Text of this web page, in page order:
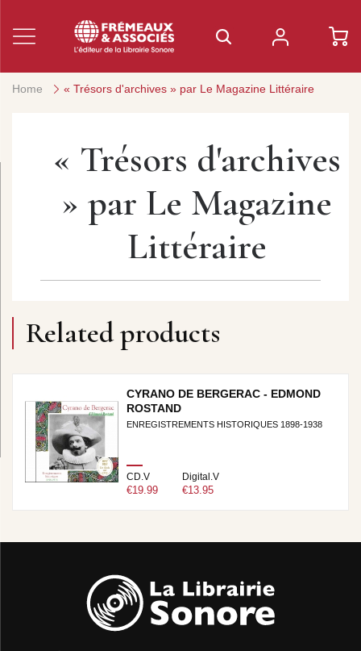
Home « Trésors d'archives » par Le Magazine Littéraire
« Trésors d'archives
» par Le Magazine
Littéraire
Related products
CYRANO DE BERGERAC - EDMOND
ROSTAND
ENREGISTREMENTS HISTORIQUES 1898-1938
CD.V
€19.99
Digital.V
€13.95